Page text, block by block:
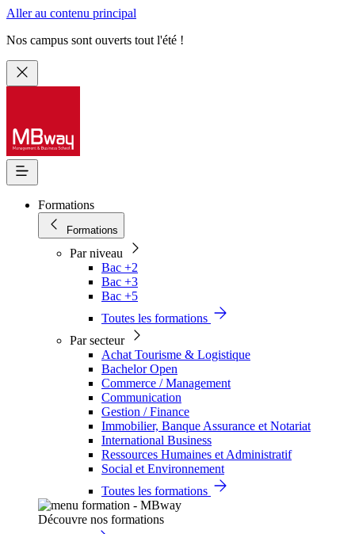
Aller au contenu principal
Nos campus sont ouverts tout l'été !
Formations
Formations
Par niveau
Bac +2
Bac +3
Bac +5
Toutes les formations
Par secteur
Achat Tourisme & Logistique
Bachelor Open
Commerce / Management
Communication
Gestion / Finance
Immobilier, Banque Assurance et Notariat
International Business
Ressources Humaines et Administratif
Social et Environnement
Toutes les formations
Découvre nos formations